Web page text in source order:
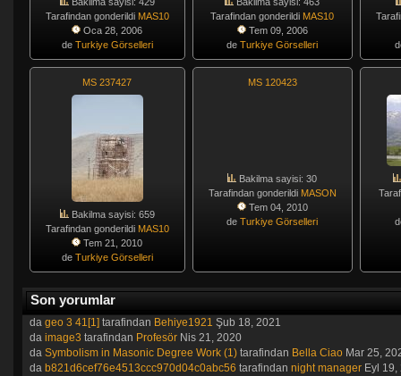
Tarafindan gonderildi MAS10
Oca 28, 2006
de Turkiye Görselleri
Tarafindan gonderildi MAS10
Tem 09, 2006
deTurkiye Görselleri
MS 237427
Bakilma sayisi: 659
Tarafindan gonderildi MAS10
Tem 21, 2010
de Turkiye Görselleri
MS 120423
Bakilma sayisi: 30
Tarafindan gonderildi MASON
Tem 04, 2010
deTurkiye Görselleri
Son yorumlar
da geo 3 41[1] tarafindan Behiye1921 Şub 18, 2021
da image3 tarafindan ProfesörNis 21, 2020
da Symbolism in Masonic Degree Work (1)tarafindan Bella CiaoMar 25,
da b821d6cef76e4513ccc970d04c0abc56 tarafindan night managerEyl 19,